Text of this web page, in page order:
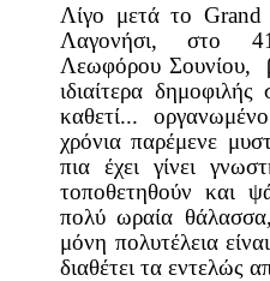
Λίγο μετά το
Λαγονήσι, στο
Λεωφόρου Σουνίου,
ιδιαίτερα
καθετί...
χρόνια παρέμενε
πια έχει γίνει
τοποθετηθούν και
πολύ ωραία
μόνη πολυτέλεια
διαθέτει τα εντελώς